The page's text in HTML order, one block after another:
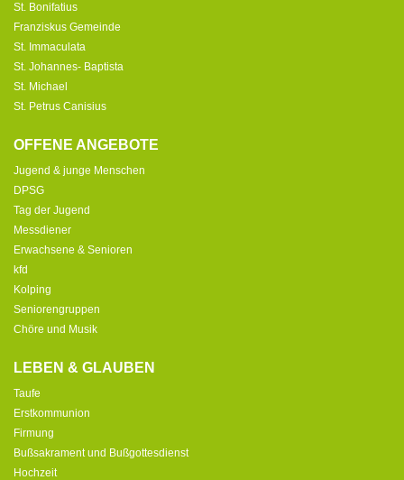
St. Bonifatius
Franziskus Gemeinde
St. Immaculata
St. Johannes- Baptista
St. Michael
St. Petrus Canisius
OFFENE ANGEBOTE
Jugend & junge Menschen
DPSG
Tag der Jugend
Messdiener
Erwachsene & Senioren
kfd
Kolping
Seniorengruppen
Chöre und Musik
LEBEN & GLAUBEN
Taufe
Erstkommunion
Firmung
Bußsakrament und Bußgottesdienst
Hochzeit